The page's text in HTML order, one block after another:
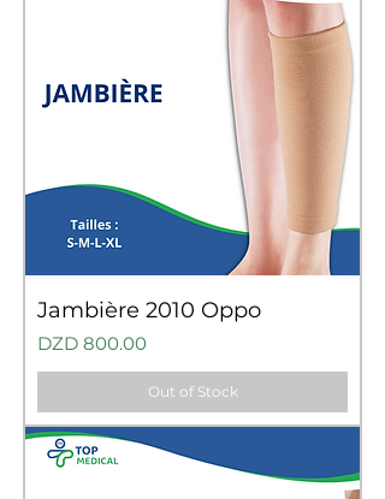
Jambière 2010 Oppo
Price
DZD 800.00
Out of Stock